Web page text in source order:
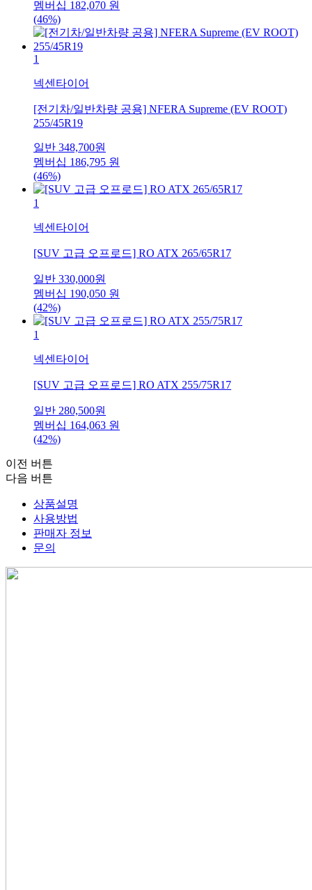
멤버십 182,070 원
(46%)
1
넥센타이어
[전기차/일반차량 공용] NFERA Supreme (EV ROOT)
255/45R19
일반 348,700원
멤버십 186,795 원
(46%)
1
넥센타이어
[SUV 고급 오프로드] RO ATX 265/65R17
일반 330,000원
멤버십 190,050 원
(42%)
1
넥센타이어
[SUV 고급 오프로드] RO ATX 255/75R17
일반 280,500원
멤버십 164,063 원
(42%)
이전 버튼
다음 버튼
상품설명
사용방법
판매자 정보
문의